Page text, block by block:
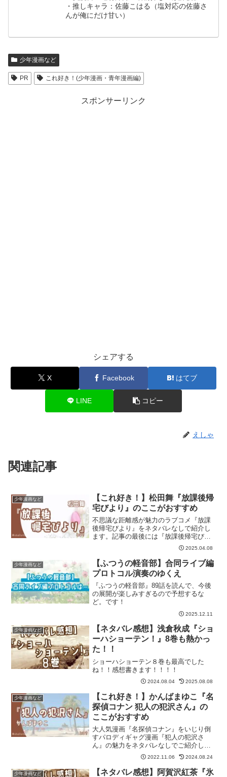
・推しキャラ：佐藤こはる（塩対応の佐藤さ
んが俺にだけ甘い）
少年漫画など
PR これ好き！(少年漫画・青年漫画編)
スポンサーリンク
シェアする
X Facebook はてブ
LINE コピー
えしゃ
関連記事
少年漫画など
【これ好き！】松田舞『放課後帰
宅びより』のここがおすすめ
不思議な距離感が魅力のラブコメ『放課
後帰宅びより』をネタバレなしで紹介し
ます。記事の最後には『放課後帰宅びよ
り』が気に入った方におすすめの作品も
2025.04.08
少年漫画など
【ふつうの軽音部】合同ライブ編
プロトコル演奏のゆくえ
『ふつうの軽音部』89話を読んで、今後
の展開が楽しみすぎるので予想するな
ど。です！
2025.12.11
少年漫画など
【ネタバレ感想】浅倉秋成『ショ
ーハショーテン！』8巻も熱かっ
た！！
ショーハショーテン８巻も最高でした
ね！！感想書きます！！！！
2024.08.04 2025.08.08
少年漫画など
【これ好き！】かんばまゆこ『名
探偵コナン 犯人の犯沢さん』の
ここがおすすめ
大人気漫画『名探偵コナン』をいじり倒
すパロディギャグ漫画『犯人の犯沢さ
ん』の魅力をネタバレなしでご紹介しま
す！ 記事の最後には「犯沢さん」が気
に入った方におすすめの作品も紹介して
います。
2022.11.06 2024.08.24
少年漫画など
【ネタバレ感想】阿賀沢紅茶『氷